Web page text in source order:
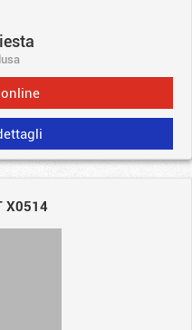
X0514